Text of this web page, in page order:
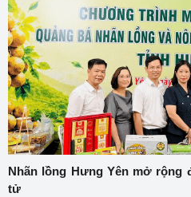
Nhãn lồng Hưng Yên mở rộng
tử